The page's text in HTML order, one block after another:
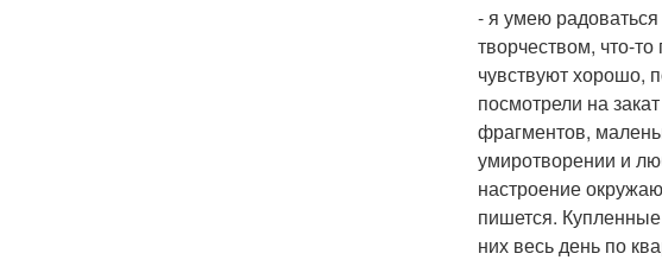
- я умею
творчеством, что-
чувствуют хорошо,
посмотрели на
фрагментов,
умиротворении и
настроение
пишется.
них весь день по